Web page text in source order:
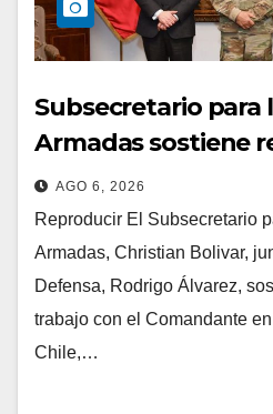
Subsecretario para
Armadas sostiene
trabajo con el
del Ejército
AGO 6, 2026
Reproducir El Subsecretario
Armadas, Christian Bolivar,
Defensa, Rodrigo Álvarez,
trabajo con el Comandante
Chile,…